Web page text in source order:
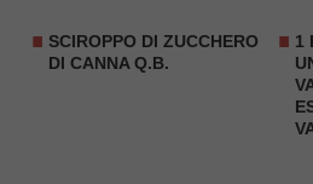
SCIROPPO DI ZUCCHERO
DI CANNA Q.B.
1